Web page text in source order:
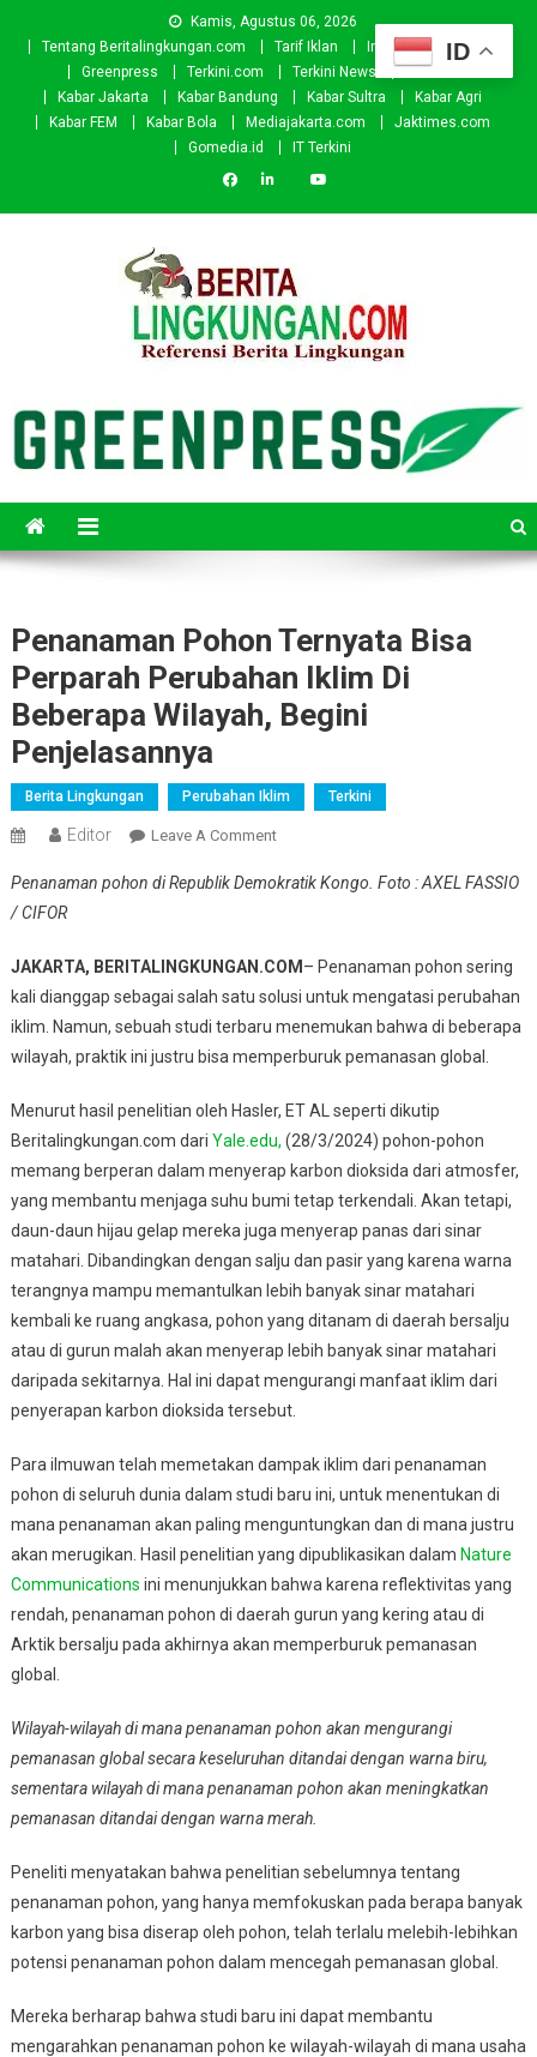
Kamis, Agustus 06, 2026
Tentang Beritalingkungan.com
Tarif Iklan Investor
Donasi
Greenpress
Terkini.com Terkini News
Kabar.id
Kabar Jakarta
Kabar Bandung Kabar Sultra
Kabar Agri
Kabar FEM
Kabar Bola Mediajakarta.com
Jaktimes.com
Gomedia.id
IT Terkini
Penanaman Pohon Ternyata Bisa
Perparah Perubahan Iklim Di
Beberapa Wilayah, Begini
Penjelasannya
Berita Lingkungan Perubahan Iklim Terkini
Editor Leave A CommentOn
Pohon
Perparah
Perubahan
Iklim
Di
Wilayah,
Begini
Penjelasannya
Penanaman pohon di Republik Demokratik Kongo. Foto : AXEL FASSIO
/ CIFOR
JAKARTA, BERITALINGKUNGAN.COM– Penanaman pohon sering
kali dianggap sebagai salah satu solusi untuk mengatasi perubahan
iklim. Namun, sebuah studi terbaru menemukan bahwa di beberapa
wilayah, praktik ini justru bisa memperburuk pemanasan global.
Menurut hasil penelitian oleh Hasler, ET AL seperti dikutip
Beritalingkungan.com dari Yale.edu, (28/3/2024) pohon-pohon
memang berperan dalam menyerap karbon dioksida dari atmosfer,
yang membantu menjaga suhu bumi tetap terkendali. Akan tetapi,
daun-daun hijau gelap mereka juga menyerap panas dari sinar
matahari. Dibandingkan dengan salju dan pasir yang karena warna
terangnya mampu memantulkan lebih banyak sinar matahari
kembali ke ruang angkasa, pohon yang ditanam di daerah bersalju
atau di gurun malah akan menyerap lebih banyak sinar matahari
daripada sekitarnya. Hal ini dapat mengurangi manfaat iklim dari
penyerapan karbon dioksida tersebut.
Para ilmuwan telah memetakan dampak iklim dari penanaman
pohon di seluruh dunia dalam studi baru ini, untuk menentukan di
mana penanaman akan paling menguntungkan dan di mana justru
akan merugikan. Hasil penelitian yang dipublikasikan dalam Nature
Communications ini menunjukkan bahwa karena reflektivitas yang
rendah, penanaman pohon di daerah gurun yang kering atau di
Arktik bersalju pada akhirnya akan memperburuk pemanasan
global.
Wilayah-wilayah di mana penanaman pohon akan mengurangi
pemanasan global secara keseluruhan ditandai dengan warna biru,
sementara wilayah di mana penanaman pohon akan meningkatkan
pemanasan ditandai dengan warna merah.
Peneliti menyatakan bahwa penelitian sebelumnya tentang
penanaman pohon, yang hanya memfokuskan pada berapa banyak
karbon yang bisa diserap oleh pohon, telah terlalu melebih-lebihkan
potensi penanaman pohon dalam mencegah pemanasan global.
Mereka berharap bahwa studi baru ini dapat membantu
mengarahkan penanaman pohon ke wilayah-wilayah di mana usaha
ID